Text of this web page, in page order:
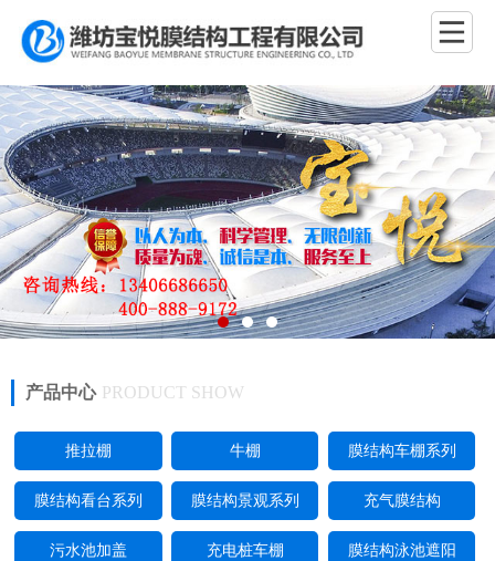
产品中心 PRODUCT SHOW
推拉棚 牛棚 膜结构车棚系列
膜结构看台系列 膜结构景观系列 充气膜结构
污水池加盖 充电桩车棚 膜结构泳池遮阳